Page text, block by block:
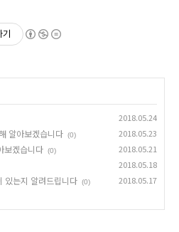
2018.05.24
알아보겠습니다 (0) 2018.05.23
보겠습니다 (0) 2018.05.21
2018.05.18
있는지 알려드립니다 (0) 2018.05.17